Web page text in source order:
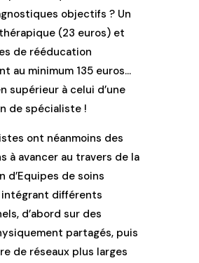
objectifs ? Un
(23 euros) et
de rééducation
au minimum 135 euros…
supérieur à celui d’une
de spécialiste !
ont néanmoins des
à avancer au travers de la
d’Equipes de soins
différents
d’abord sur des
partagés, puis
de réseaux plus larges